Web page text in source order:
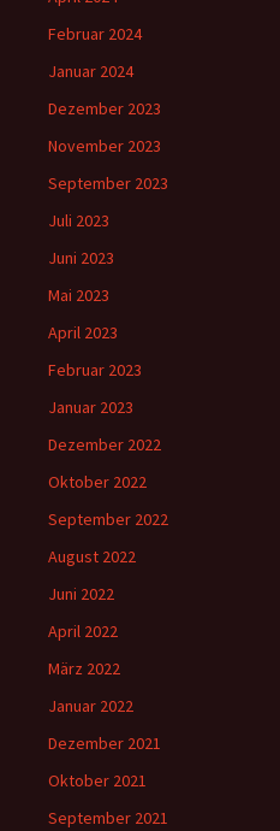
Februar 2024
Januar 2024
Dezember 2023
November 2023
September 2023
Juli 2023
Juni 2023
Mai 2023
April 2023
Februar 2023
Januar 2023
Dezember 2022
Oktober 2022
September 2022
August 2022
Juni 2022
April 2022
März 2022
Januar 2022
Dezember 2021
Oktober 2021
September 2021